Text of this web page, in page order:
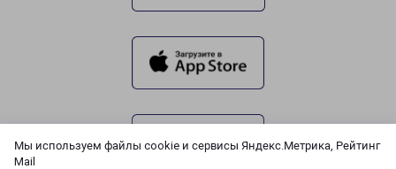
Мы используем файлы cookie и сервисы Яндекс.Метрика, Рейтинг
Mail